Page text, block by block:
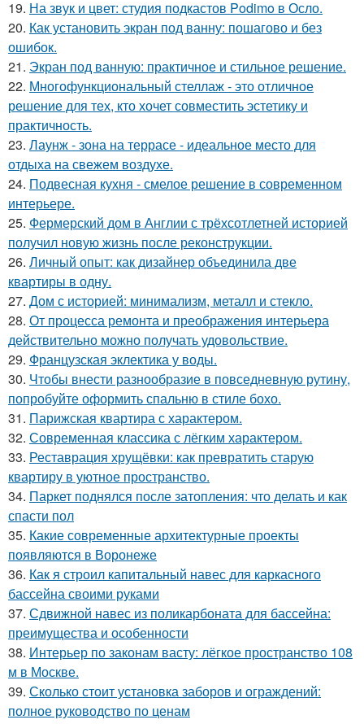
19. На звук и цвет: студия подкастов Podimo в Осло.
20. Как установить экран под ванну: пошагово и без
ошибок.
21. Экран под ванную: практичное и стильное решение.
22. Многофункциональный стеллаж - это отличное
решение для тех, кто хочет совместить эстетику и
практичность.
23. Лаунж - зона на террасе - идеальное место для
отдыха на свежем воздухе.
24. Подвесная кухня - смелое решение в современном
интерьере.
25. Фермерский дом в Англии с трёхсотлетней историей
получил новую жизнь после реконструкции.
26. Личный опыт: как дизайнер объединила две
квартиры в одну.
27. Дом с историей: минимализм, металл и стекло.
28. От процесса ремонта и преображения интерьера
действительно можно получать удовольствие.
29. Французская эклектика у воды.
30. Чтобы внести разнообразие в повседневную рутину,
попробуйте оформить спальню в стиле бохо.
31. Парижская квартира с характером.
32. Современная классика с лёгким характером.
33. Реставрация хрущёвки: как превратить старую
квартиру в уютное пространство.
34. Паркет поднялся после затопления: что делать и как
спасти пол
35. Какие современные архитектурные проекты
появляются в Воронеже
36. Как я строил капитальный навес для каркасного
бассейна своими руками
37. Сдвижной навес из поликарбоната для бассейна:
преимущества и особенности
38. Интерьер по законам васту: лёгкое пространство 108
м в Москве.
39. Сколько стоит установка заборов и ограждений:
полное руководство по ценам